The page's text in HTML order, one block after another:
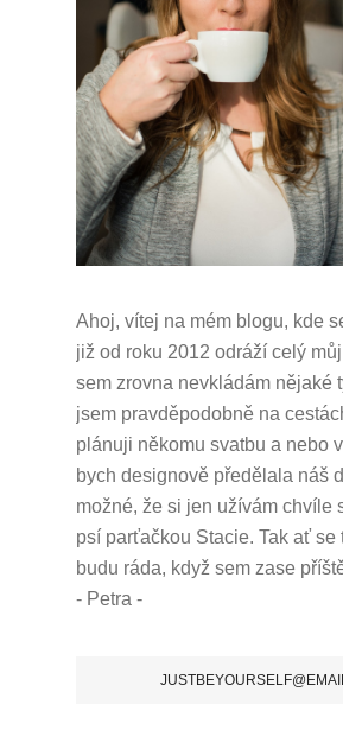
Ahoj, vítej na mém blogu, kde
již od roku 2012 odráží celý
sem zrovna nevkládám nějaké
jsem pravděpodobně na
plánuji někomu svatbu a nebo
bych designově předělala náš
možné, že si jen užívám chvíle
psí parťačkou Stacie. Tak ať se
budu ráda, když sem zase
- Petra -